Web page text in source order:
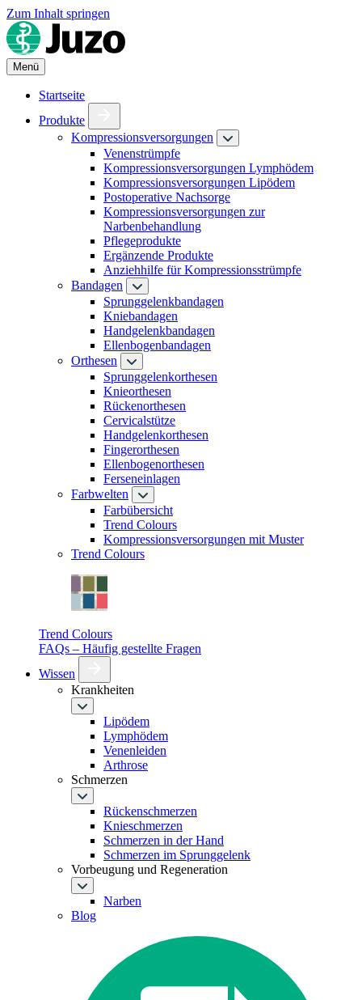
Zum Inhalt springen
Menü
Startseite
Produkte
Kompressionsversorgungen
Venenstrümpfe
Kompressionsversorgungen Lymphödem
Kompressionsversorgungen Lipödem
Postoperative Nachsorge
Kompressionsversorgungen zur
Narbenbehandlung
Pflegeprodukte
Ergänzende Produkte
Anziehhilfe für Kompressionsstrümpfe
Bandagen
Sprunggelenkbandagen
Kniebandagen
Handgelenkbandagen
Ellenbogenbandagen
Orthesen
Sprunggelenkorthesen
Knieorthesen
Rückenorthesen
Cervicalstütze
Handgelenkorthesen
Fingerorthesen
Ellenbogenorthesen
Ferseneinlagen
Farbwelten
Farbübersicht
Trend Colours
Kompressionsversorgungen mit Muster
Trend Colours
Trend Colours
FAQs – Häufig gestellte Fragen
Wissen
Krankheiten
Lipödem
Lymphödem
Venenleiden
Arthrose
Schmerzen
Rückenschmerzen
Knieschmerzen
Schmerzen in der Hand
Schmerzen im Sprunggelenk
Vorbeugung und Regeneration
Narben
Blog